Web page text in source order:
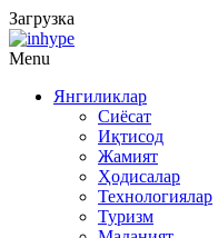
Загрузка
Menu
Янгиликлар
Сиёсат
Иқтисод
Жамият
Ҳодисалар
Технологиялар
Туризм